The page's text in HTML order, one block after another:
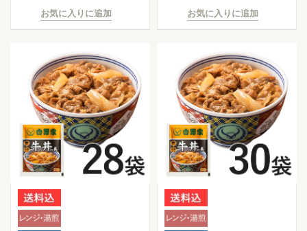
お気に入りに追加 お気に入りに追加